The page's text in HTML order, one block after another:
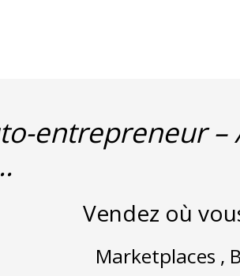
entrepreneur –
Vendez où
en